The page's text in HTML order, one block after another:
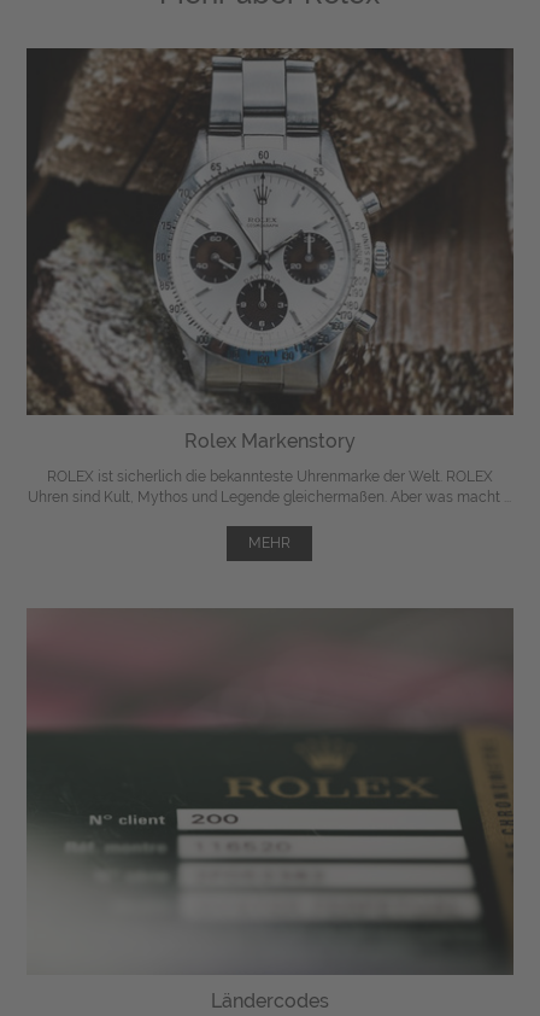
Rolex Markenstory
ROLEX ist sicherlich die bekannteste Uhrenmarke der Welt. ROLEX
Uhren sind Kult, Mythos und Legende gleichermaßen. Aber was macht ...
MEHR
Ländercodes